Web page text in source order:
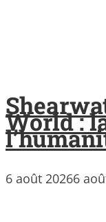
World :
6 août 20266